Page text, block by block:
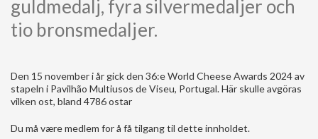
guldmedalj, fyra silvermedaljer och
tio bronsmedaljer.
Den 15 november i år gick den 36:e World Cheese Awards 2024 av
stapeln i Pavilhão Multiusos de Viseu, Portugal. Här skulle avgöras
vilken ost, bland 4786 ostar
Du må være medlem for å få tilgang til dette innholdet.